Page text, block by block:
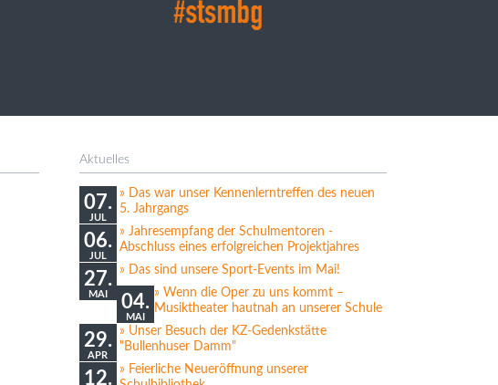
Aktuelles
07.
JUL
Das war unser Kennenlerntreffen des neuen
5. Jahrgangs
06.
JUL
Jahresempfang der Schulmentoren -
Abschluss eines erfolgreichen Projektjahres
27.
MAI
Das sind unsere Sport-Events im Mai!
04.
MAI
Wenn die Oper zu uns kommt –
Musiktheater hautnah an unserer Schule
29.
APR
Unser Besuch der KZ-Gedenkstätte
"Bullenhuser Damm"
12.
Feierliche Neueröffnung unserer